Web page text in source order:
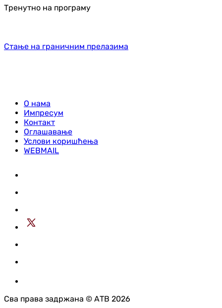
Тренутно на програму
Стање на граничним прелазима
О нама
Импресум
Контакт
Оглашавање
Услови коришћења
WEBMAIL
Сва права задржана © АТВ 2026